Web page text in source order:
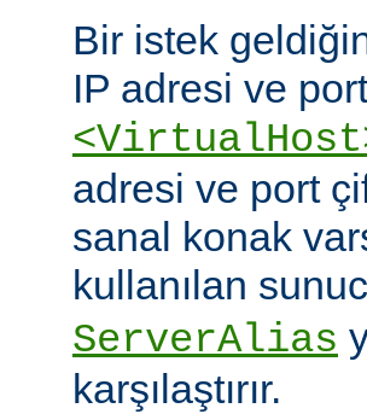
Bir istek
IP adresi ve
adresi ve port
sanal konak
kullanılan
ServerAlias
karşılaştırır.